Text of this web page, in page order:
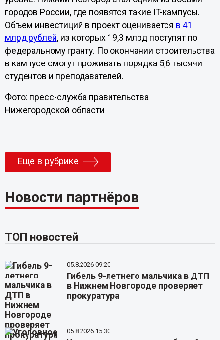
городов России, где появятся такие IT-кампусы.
Объем инвестиций в проект оценивается в 41
млрд рублей, из которых 19,3 млрд поступят по
федеральному гранту. По окончании строительства
в кампусе смогут проживать порядка 5,6 тысячи
студентов и преподавателей.
Фото: пресс-служба правительства
Нижегородской области
Еще в рубрике
Новости партнёров
ТОП новостей
05.8.2026 09:20
Гибель 9-летнего мальчика в ДТП
в Нижнем Новгороде проверяет
прокуратура
05.8.2026 15:30